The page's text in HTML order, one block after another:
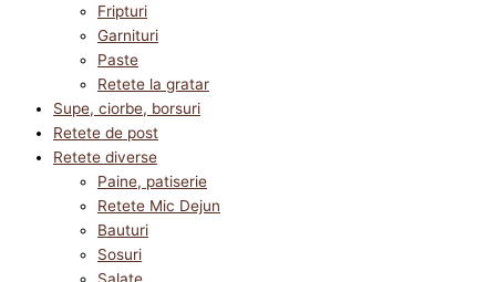
Fripturi
Garnituri
Paste
Retete la gratar
Supe, ciorbe, borsuri
Retete de post
Retete diverse
Paine, patiserie
Retete Mic Dejun
Bauturi
Sosuri
Salate